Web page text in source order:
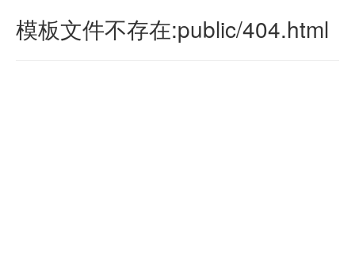
模板文件不存在:public/404.html